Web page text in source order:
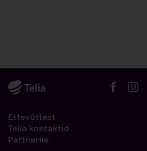
Ettevõttest
Telia kontaktid
Partnerile